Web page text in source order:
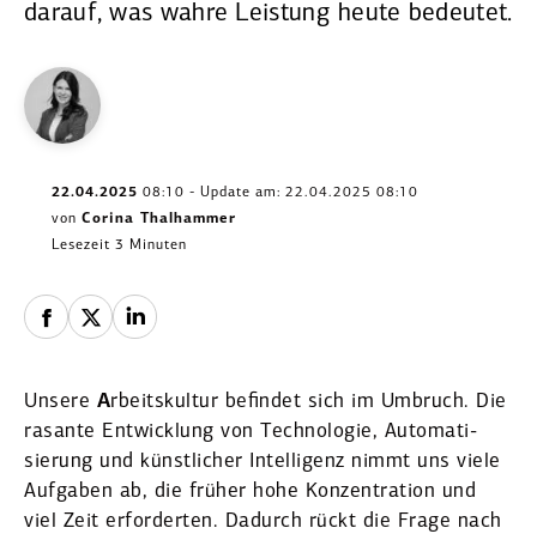
darauf, was wahre Leistung heute bedeutet.
22.04.2025 08:10 - Update am: 22.04.2025 08:10
von Corina Thalhammer
Lesezeit 3 Minuten
Unsere Arbeits­kultur befindet sich im Umbruch. Die
rasante Entwicklung von Techno­logie, Automa­ti­
sierung und künst­licher Intel­ligenz nimmt uns viele
Aufgaben ab, die früher hohe Konzen­tration und
viel Zeit erfor­derten. Dadurch rückt die Frage nach